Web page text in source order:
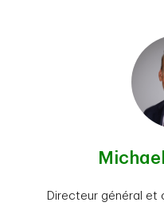
Directeur général et